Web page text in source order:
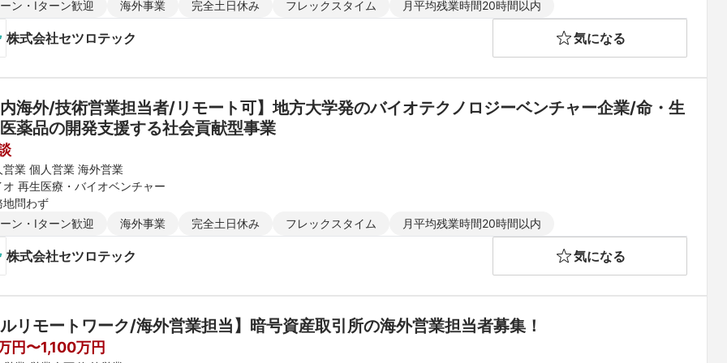
ン・Iターン歓迎 海外事業 完全土日休み フレックスタイム 月平均残業時間20時間以内
株式会社セツロテック 気になる
海外/技術営業担当者/リモート可】地方大学発のバイオテクノロジーベンチャー企業/命・生
薬品の開発支援する社会貢献型事業
営業 個人営業 海外営業
オ 再生医療・バイオベンチャー
地問わず
ン・Iターン歓迎
海外事業 完全土日休み フレックスタイム 月平均残業時間20時間以内
株式会社セツロテック 気になる
リモートワーク/海外営業担当】暗号資産取引所の海外営業担当者募集！
円〜1,100万円